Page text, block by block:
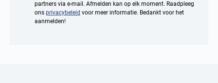
partners via e-mail. Afmelden kan op elk moment. Raadpleeg
ons privacybeleid voor meer informatie. Bedankt voor het
aanmelden!